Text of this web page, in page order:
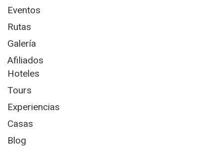
Eventos
Rutas
Galería
Afiliados
Hoteles
Tours
Experiencias
Casas
Blog